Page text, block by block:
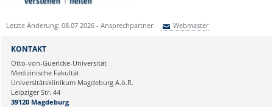
Letzte Änderung: 08.07.2026 - Ansprechpartner: Webmaster
Ihre E-Mailadresse:
Ihr Anliegen:
KONTAKT
Otto-von-Guericke-Universität
Medizinische Fakultät
Universitätsklinikum Magdeburg A.ö.R.
Leipziger Str. 44
39120 Magdeburg